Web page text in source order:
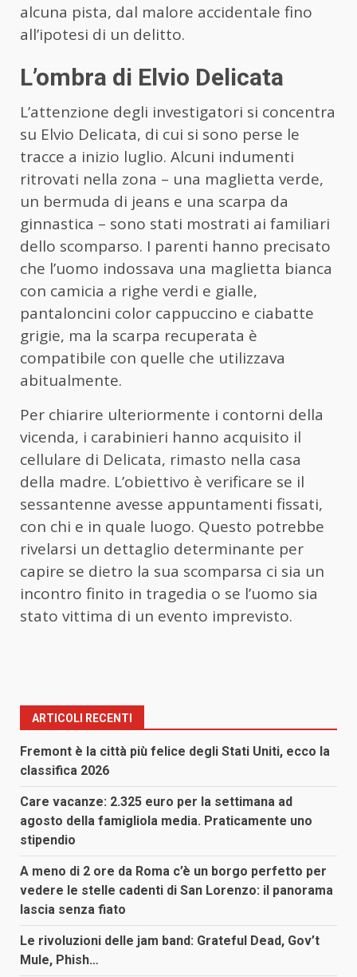
alcuna pista, dal malore accidentale fino
all’ipotesi di un delitto.
L’ombra di Elvio Delicata
L’attenzione degli investigatori si concentra
su Elvio Delicata, di cui si sono perse le
tracce a inizio luglio. Alcuni indumenti
ritrovati nella zona – una maglietta verde,
un bermuda di jeans e una scarpa da
ginnastica – sono stati mostrati ai familiari
dello scomparso. I parenti hanno precisato
che l’uomo indossava una maglietta bianca
con camicia a righe verdi e gialle,
pantaloncini color cappuccino e ciabatte
grigie, ma la scarpa recuperata è
compatibile con quelle che utilizzava
abitualmente.
Per chiarire ulteriormente i contorni della
vicenda, i carabinieri hanno acquisito il
cellulare di Delicata, rimasto nella casa
della madre. L’obiettivo è verificare se il
sessantenne avesse appuntamenti fissati,
con chi e in quale luogo. Questo potrebbe
rivelarsi un dettaglio determinante per
capire se dietro la sua scomparsa ci sia un
incontro finito in tragedia o se l’uomo sia
stato vittima di un evento imprevisto.
ARTICOLI RECENTI
Fremont è la città più felice degli Stati Uniti, ecco la
classifica 2026
Care vacanze: 2.325 euro per la settimana ad
agosto della famigliola media. Praticamente uno
stipendio
A meno di 2 ore da Roma c’è un borgo perfetto per
vedere le stelle cadenti di San Lorenzo: il panorama
lascia senza fiato
Le rivoluzioni delle jam band: Grateful Dead, Gov’t
Mule, Phish…